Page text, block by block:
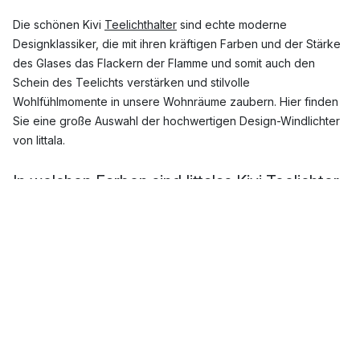
Die schönen Kivi Teelichthalter sind echte moderne
Designklassiker, die mit ihren kräftigen Farben und der Stärke
des Glases das Flackern der Flamme und somit auch den
Schein des Teelichts verstärken und stilvolle
Wohlfühlmomente in unsere Wohnräume zaubern. Hier finden
Sie eine große Auswahl der hochwertigen Design-Windlichter
von Iittala.
In welchen Farben sind Iittalas Kivi Teelichter